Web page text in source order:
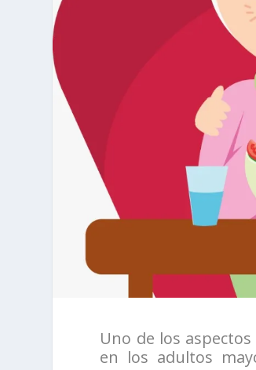
Uno de los
en los adultos